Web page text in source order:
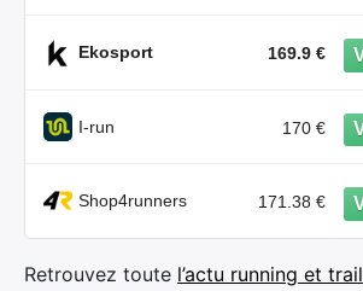
Ekosport 169.9 €
I-run 170 €
Shop4runners 171.38 €
Retrouvez toute l’actu running et trail